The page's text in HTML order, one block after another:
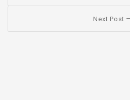
Next Post